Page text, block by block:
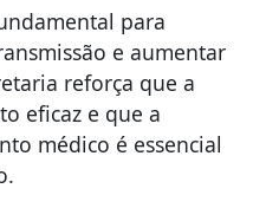
para
e aumentar
reforça que a
eficaz e que a
médico é essencial